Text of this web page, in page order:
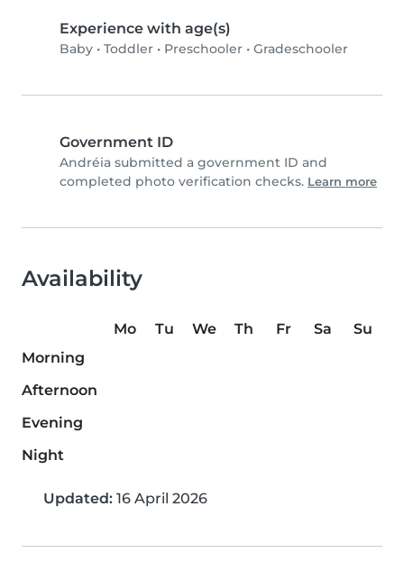
Experience with age(s)
Baby • Toddler • Preschooler • Gradeschooler
Government ID
Andréia submitted a government ID and
completed photo verification checks. Learn more
Availability
Mo Tu We Th Fr Sa
Su
Morning
Afternoon
Evening
Night
Updated: 16 April 2026